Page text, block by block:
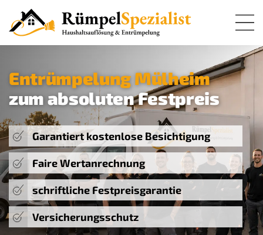
Entrümpelung Mülheim
zum absoluten Festpreis
Garantiert kostenlose Besichtigung
Faire Wertanrechnung
schriftliche Festpreisgarantie
Versicherungsschutz